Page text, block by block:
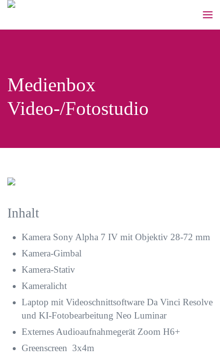
Medienbox
Video-/Fotostudio
Inhalt
Kamera Sony Alpha 7 IV mit Objektiv 28-72 mm
Kamera-Gimbal
Kamera-Stativ
Kameralicht
Laptop mit Videoschnittsoftware Da Vinci Resolve
und KI-Fotobearbeitung Neo Luminar
Externes Audioaufnahmegerät Zoom H6+
Greenscreen 3x4m